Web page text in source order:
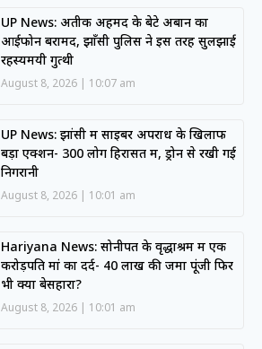
UP News: अतीक अहमद के बेटे अबान का
आईफोन बरामद, झाँसी पुलिस ने इस तरह सुलझाई
रहस्यमयी गुत्थी
August 8, 2026 10:07 am
UP News: झांसी में साइबर अपराध के खिलाफ
बड़ा एक्शन- 300 लोग हिरासत में, ड्रोन से रखी गई
निगरानी
August 8, 2026 10:01 am
Hariyana News: सोनीपत के वृद्धाश्रम में एक
करोड़पति मां का दर्द- 40 लाख की जमा पूंजी फिर
भी क्यों बेसहारा?
August 8, 2026 10:01 am